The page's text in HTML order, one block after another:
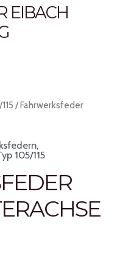
EIBACH
/ Fahrwerksfeder
,
105/115